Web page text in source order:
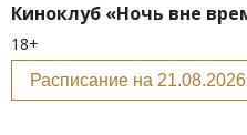
Киноклуб «Ночь вне
18+
Расписание на 21.08.2026